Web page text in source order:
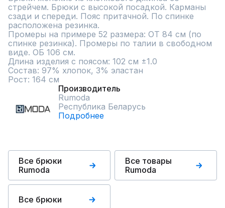
стрейчем. Брюки с высокой посадкой. Карманы
сзади и спереди. Пояс притачной. По спинке
расположена резинка.
Промеры на примере 52 размера: ОТ 84 см (по
спинке резинка). Промеры по талии в свободном
виде. ОБ 106 см.
Длина изделия с поясом: 102 см ±1.0
Состав: 97% хлопок, 3% эластан
Рост: 164 см
Производитель
Rumoda
Республика Беларусь
Подробнее
Все брюки
Rumoda
Все товары
Rumoda
Все брюки